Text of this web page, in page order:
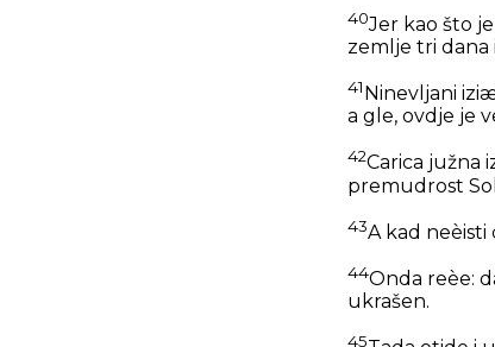
40Jer kao što
zemlje tri dana
41 Ninevljani
a gle, ovdje je
42Carica južna
premudrost
43A kad neèisti
44Onda reèe:
ukrašen.
45